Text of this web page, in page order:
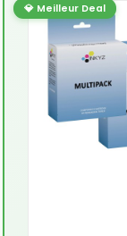
💎 Meilleur Deal